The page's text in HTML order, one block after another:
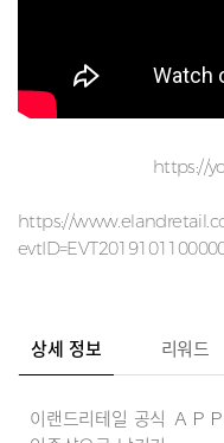
https://
https://
상세 정보 리워드
이랜드리테일 공식 ＡＰ